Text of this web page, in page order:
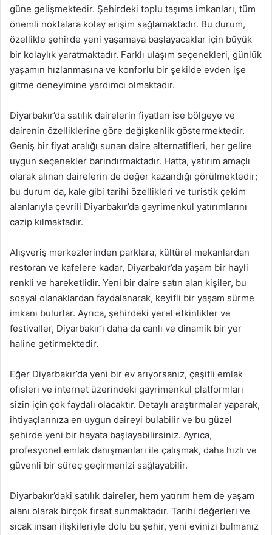
güne gelişmektedir. Şehirdeki toplu taşıma imkanları, tüm
önemli noktalara kolay erişim sağlamaktadır. Bu durum,
özellikle şehirde yeni yaşamaya başlayacaklar için büyük
bir kolaylık yaratmaktadır. Farklı ulaşım seçenekleri, günlük
yaşamın hızlanmasına ve konforlu bir şekilde evden işe
gitme deneyimine yardımcı olmaktadır.
Diyarbakır’da satılık dairelerin fiyatları ise bölgeye ve
dairenin özelliklerine göre değişkenlik göstermektedir.
Geniş bir fiyat aralığı sunan daire alternatifleri, her gelire
uygun seçenekler barındırmaktadır. Hatta, yatırım amaçlı
olarak alınan dairelerin de değer kazandığı görülmektedir;
bu durum da, kale gibi tarihi özellikleri ve turistik çekim
alanlarıyla çevrili Diyarbakır’da gayrimenkul yatırımlarını
cazip kılmaktadır.
Alışveriş merkezlerinden parklara, kültürel mekanlardan
restoran ve kafelere kadar, Diyarbakır’da yaşam bir hayli
renkli ve hareketlidir. Yeni bir daire satın alan kişiler, bu
sosyal olanaklardan faydalanarak, keyifli bir yaşam sürme
imkanı bulurlar. Ayrıca, şehirdeki yerel etkinlikler ve
festivaller, Diyarbakır’ı daha da canlı ve dinamik bir yer
haline getirmektedir.
Eğer Diyarbakır’da yeni bir ev arıyorsanız, çeşitli emlak
ofisleri ve internet üzerindeki gayrimenkul platformları
sizin için çok faydalı olacaktır. Detaylı araştırmalar yaparak,
ihtiyaçlarınıza en uygun daireyi bulabilir ve bu güzel
şehirde yeni bir hayata başlayabilirsiniz. Ayrıca,
profesyonel emlak danışmanları ile çalışmak, daha hızlı ve
güvenli bir süreç geçirmenizi sağlayabilir.
Diyarbakır’daki satılık daireler, hem yatırım hem de yaşam
alanı olarak birçok fırsat sunmaktadır. Tarihi değerleri ve
sıcak insan ilişkileriyle dolu bu şehir, yeni evinizi bulmanız